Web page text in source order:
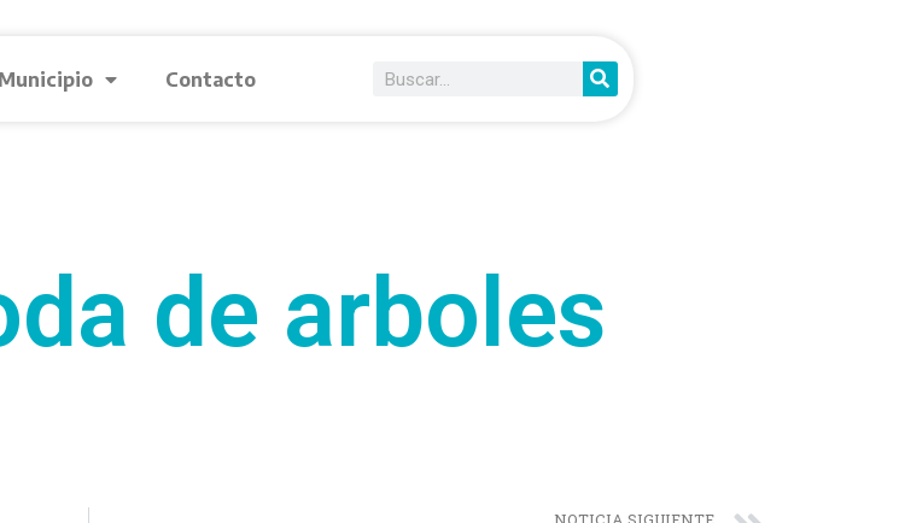
Municipio Contacto
de arboles